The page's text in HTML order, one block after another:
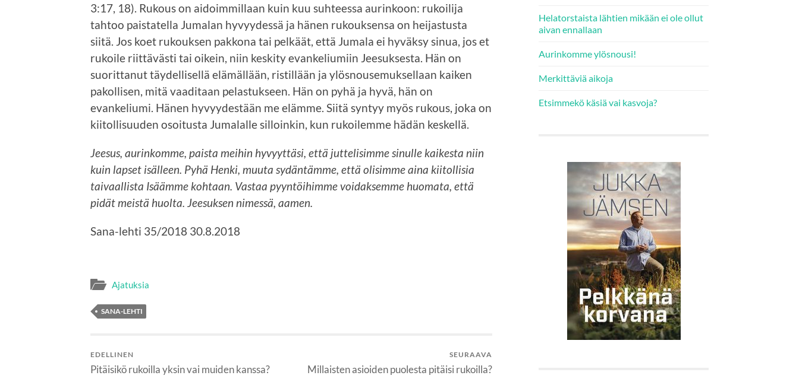
3:17, 18). Rukous on aidoimmillaan kuin kuu suhteessa aurinkoon: rukoilija
tahtoo paistatella Jumalan hyvyydessä ja hänen rukouksensa on heijastusta
siitä. Jos koet rukouksen pakkona tai pelkäät, että Jumala ei hyväksy sinua, jos et
rukoile riittävästi tai oikein, niin keskity evankeliumiin Jeesuksesta. Hän on
suorittanut täydellisellä elämällään, ristillään ja ylösnousemuksellaan kaiken
pakollisen, mitä vaaditaan pelastukseen. Hän on pyhä ja hyvä, hän on
evankeliumi. Hänen hyvyydestään me elämme. Siitä syntyy myös rukous, joka on
kiitollisuuden osoitusta Jumalalle silloinkin, kun rukoilemme hädän keskellä.
Jeesus, aurinkomme, paista meihin hyvyyttäsi, että juttelisimme sinulle kaikesta niin
kuin lapset isälleen. Pyhä Henki, muuta sydäntämme, että olisimme aina kiitollisia
taivaallista Isäämme kohtaan. Vastaa pyyntöihimme voidaksemme huomata, että
pidät meistä huolta. Jeesuksen nimessä, aamen.
Sana-lehti 35/2018 30.8.2018
Ajatuksia
SANA-LEHTI
EDELLINEN
Pitäisikö rukoilla yksin vai muiden kanssa?
SEURAAVA
Millaisten asioiden puolesta pitäisi rukoilla?
Helatorstaista lähtien mikään ei ole ollut
aivan ennallaan
Aurinkomme ylösnousi!
Merkittäviä aikoja
Etsimmekö käsiä vai kasvoja?